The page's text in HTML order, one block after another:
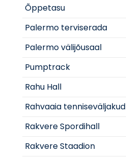
Õppetasu
Palermo terviserada
Palermo välijõusaal
Pumptrack
Rahu Hall
Rahvaaia tenniseväljakud
Rakvere Spordihall
Rakvere Staadion